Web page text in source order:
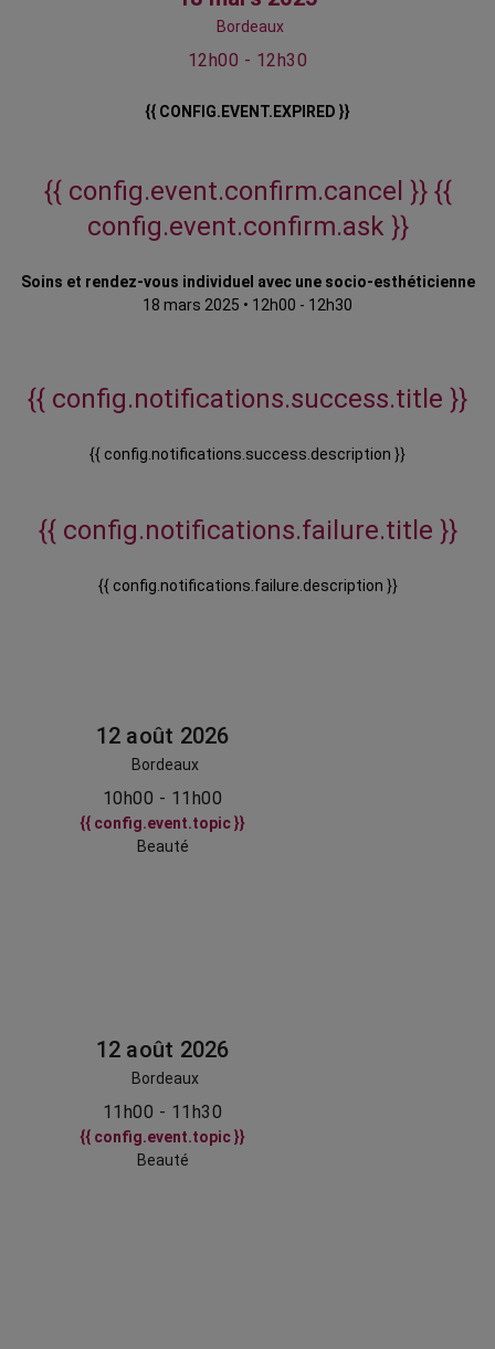
Bordeaux
12h00 - 12h30
{{ CONFIG.EVENT.EXPIRED }}
{{ config.event.confirm.cancel }} {{
config.event.confirm.ask }}
Soins et rendez-vous individuel avec une socio-esthéticienne
18 mars 2025 • 12h00 - 12h30
{{ config.notifications.success.title }}
{{ config.notifications.success.description }}
{{ config.notifications.failure.title }}
{{ config.notifications.failure.description }}
12 août 2026
Bordeaux
10h00 - 11h00
{{ config.event.topic }}
Beauté
12 août 2026
Bordeaux
11h00 - 11h30
{{ config.event.topic }}
Beauté